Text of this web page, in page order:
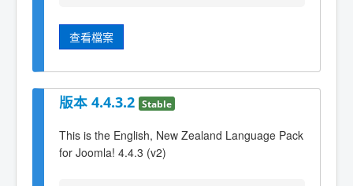
查看檔案
版本 4.4.3.2 Stable
This is the English, New Zealand Language Pack
for Joomla! 4.4.3 (v2)